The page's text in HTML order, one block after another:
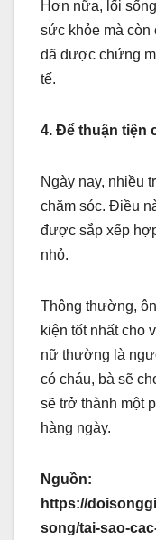
Hơn nữa, lối
sức khỏe mà còn
đã được chứng
tế.
4. Để thuận tiện
Ngày nay, nhiều
chăm sóc. Điều
được sắp xếp
nhỏ.
Thông thường,
kiện tốt nhất cho
nữ thường là
có cháu, bà sẽ
sẽ trở thành một
hàng ngày.
Nguồn:
https://
song/tai-sao-